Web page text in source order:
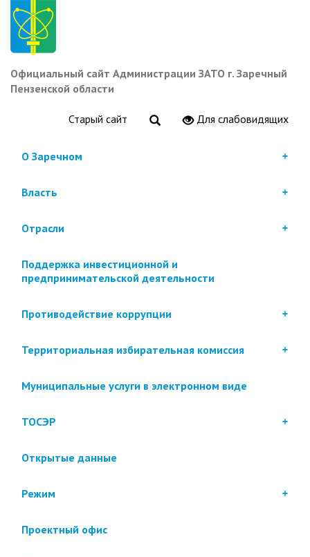
Перейти
основному
содержанию
Официальный сайт Администрации ЗАТО г. Заречный
Пензенской области
Старый сайт Для слабовидящих
О Заречном
Власть
Отрасли
Поддержка инвестиционной и
предпринимательской деятельности
Противодействие коррупции
Территориальная избирательная комиссия
Муниципальные услуги в электронном виде
ТОСЭР
Открытые данные
Режим
Проектный офис